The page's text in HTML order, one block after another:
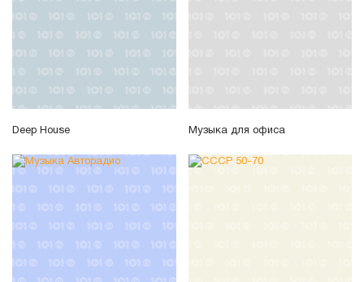
Deep House Музыка для офиса